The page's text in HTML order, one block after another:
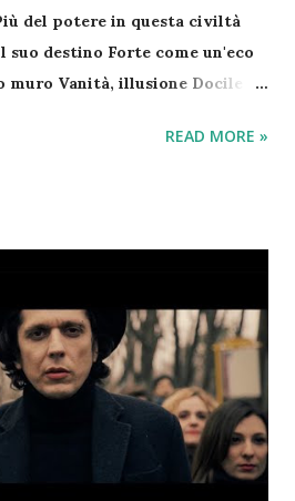
del potere in questa civiltà
suo destino Forte come un'eco
Vanità, illusione Docile si
amore E mi spacca il
migliore Vanità, lei non sa Che
e tu lo chiami amore E mi
unici, nudi, diversi e vibranti
migranti nascosti
io e te Io e te Vanità,
al dio migliore Vanità, lei
READ MORE »